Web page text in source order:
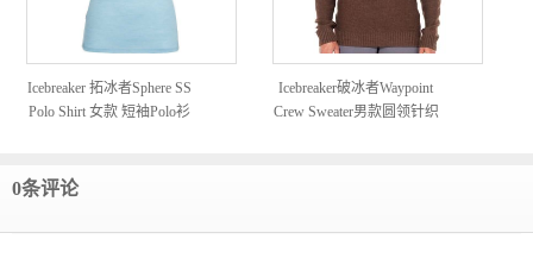
Icebreaker 拓冰者Sphere SS
Polo Shirt 女款 短袖Polo衫
Icebreaker破冰者Waypoint
Crew Sweater男款圆领针织
0条评论